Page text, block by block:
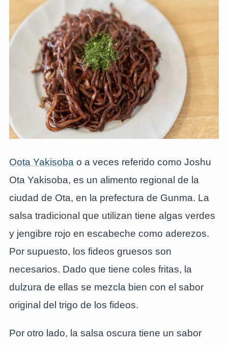
Oota Yakisobao a veces referido como Joshu
Ota Yakisoba, es un alimento regional de la
ciudad de Ota, en la prefectura de Gunma. La
salsa tradicional que utilizan tiene algas verdes
y jengibre rojo en escabeche como aderezos.
Por supuesto, los fideos gruesos son
necesarios. Dado que tiene coles fritas, la
dulzura de ellas se mezcla bien con el sabor
original del trigo de los fideos.
Por otro lado, la salsa oscura tiene un sabor